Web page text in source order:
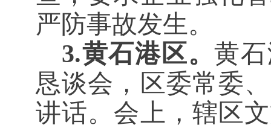
严防事故发生。
3.黄石港区。黄
恳谈会，区委常委
讲话。会上，辖区